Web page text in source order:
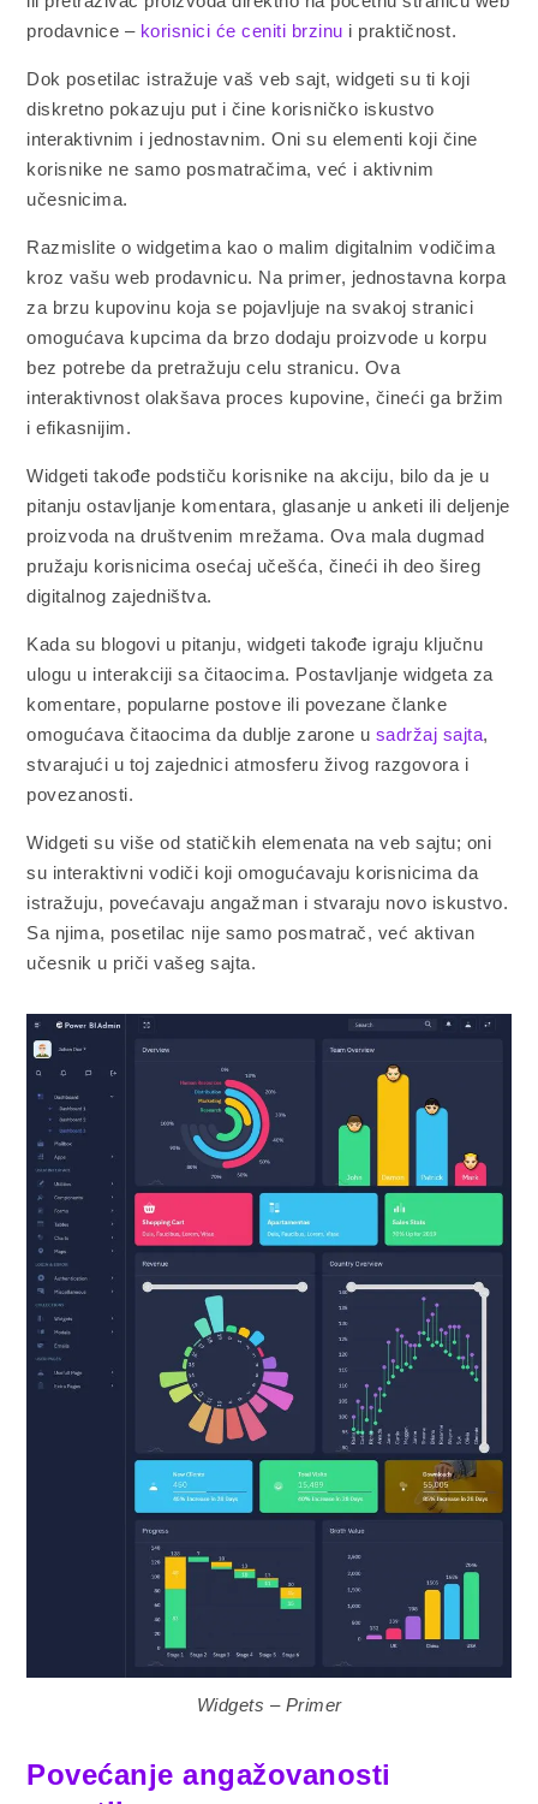
prodavnice – korisnici će ceniti brzinu i praktičnost.
Dok posetilac istražuje vaš veb sajt, widgeti su ti koji
diskretno pokazuju put i čine korisničko iskustvo
interaktivnim i jednostavnim. Oni su elementi koji čine
korisnike ne samo posmatračima, već i aktivnim
učesnicima.
Razmislite o widgetima kao o malim digitalnim vodičima
kroz vašu web prodavnicu. Na primer, jednostavna korpa
za brzu kupovinu koja se pojavljuje na svakoj stranici
omogućava kupcima da brzo dodaju proizvode u korpu
bez potrebe da pretražuju celu stranicu. Ova
interaktivnost olakšava proces kupovine, čineći ga bržim
i efikasnijim.
Widgeti takođe podstiču korisnike na akciju, bilo da je u
pitanju ostavljanje komentara, glasanje u anketi ili deljenje
proizvoda na društvenim mrežama. Ova mala dugmad
pružaju korisnicima osećaj učešća, čineći ih deo šireg
digitalnog zajedništva.
Kada su blogovi u pitanju, widgeti takođe igraju ključnu
ulogu u interakciji sa čitaocima. Postavljanje widgeta za
komentare, popularne postove ili povezane članke
omogućava čitaocima da dublje zarone u sadržaj sajta,
stvarajući u toj zajednici atmosferu živog razgovora i
povezanosti.
Widgeti su više od statičkih elemenata na veb sajtu; oni
su interaktivni vodiči koji omogućavaju korisnicima da
istražuju, povećavaju angažman i stvaraju novo iskustvo.
Sa njima, posetilac nije samo posmatrač, već aktivan
učesnik u priči vašeg sajta.
Widgets – Primer
Povećanje angažovanosti